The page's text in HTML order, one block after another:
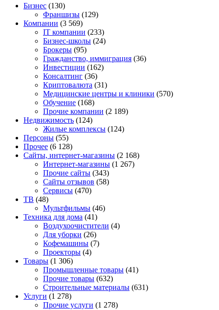
Бизнес (130)
Франшизы (129)
Компании (3 569)
IT компании (233)
Бизнес-школы (24)
Брокеры (95)
Гражданство, иммиграция (36)
Инвестиции (162)
Консалтинг (36)
Криптовалюта (31)
Медицинские центры и клиники (570)
Обучение (168)
Прочие компании (2 189)
Недвижимость (124)
Жилые комплексы (124)
Персоны (55)
Прочее (6 128)
Сайты, интернет-магазины (2 168)
Интернет-магазины (1 267)
Прочие сайты (343)
Сайты отзывов (58)
Сервисы (470)
ТВ (48)
Мультфильмы (46)
Техника для дома (41)
Воздухоочистители (4)
Для уборки (26)
Кофемашины (7)
Проекторы (4)
Товары (1 306)
Промышленные товары (41)
Прочие товары (632)
Строительные материалы (631)
Услуги (1 278)
Прочие услуги (1 278)